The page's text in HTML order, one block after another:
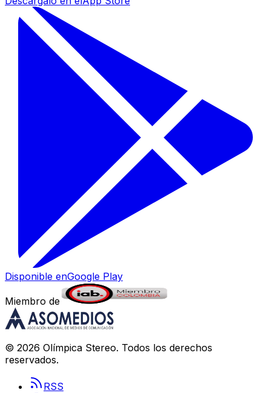
Disponible enGoogle Play
Miembro de
© 2026 Olímpica Stereo. Todos los derechos
reservados.
RSS